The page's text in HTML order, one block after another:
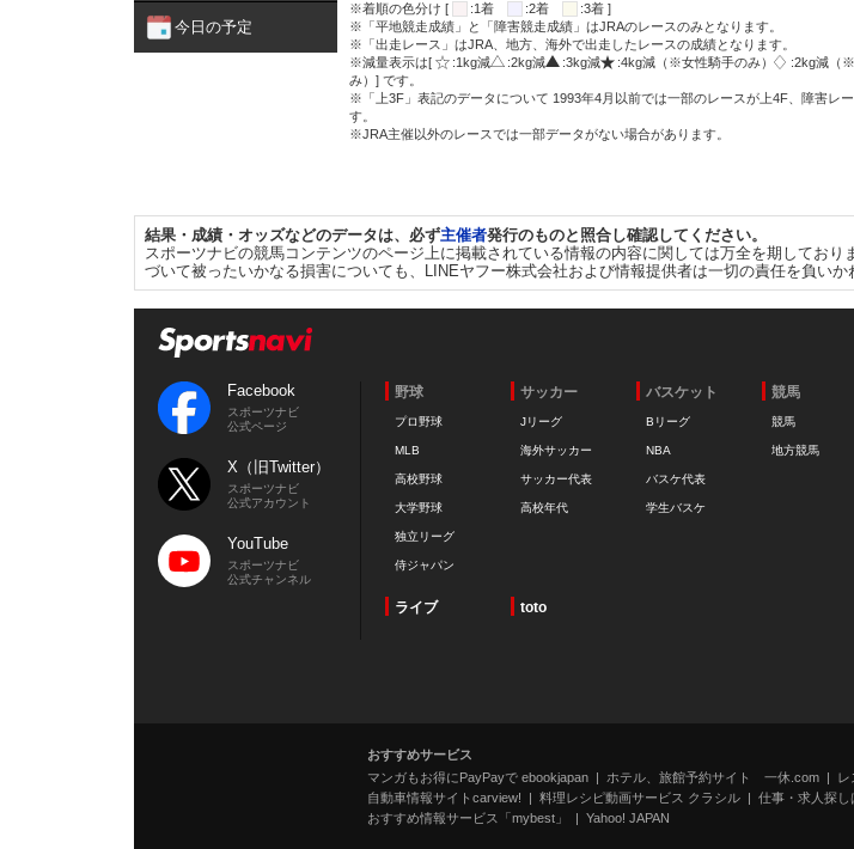
今日の予定
※着順の色分け [
:1着 :2着
:3着 ]
※「平地競走成績」と「障害競走成績」はJRAのレースのみとなります。
※「出走レース」はJRA、地方、海外で出走したレースの成績となります。
※減量表示は[
:1kg減 :2kg減 :3kg減 :4kg減（※女性騎手のみ）
:2kg減（
み）] です。
※「上3F」表記のデータについて 1993年4月以前では一部のレースが上4F、障害レ
す。
※JRA主催以外のレースでは一部データがない場合があります。
結果・成績・オッズなどのデータは、必ず主催者発行のものと照合し確認してください。
スポーツナビの競馬コンテンツのページ上に掲載されている情報の内容に関しては万全を期してお
づいて被ったいかなる損害についても、LINEヤフー株式会社および情報提供者は一切の責任を負いか
Facebook
スポーツナビ
公式ページ
X（旧Twitter）
スポーツナビ
公式アカウント
YouTube
スポーツナビ
公式チャンネル
野球
プロ野球
MLB
高校野球
大学野球
独立リーグ
侍ジャパン
サッカー
Jリーグ
海外サッカー
サッカー代表
高校年代
バスケット
Bリーグ
NBA
バスケ代表
学生バスケ
競馬
競馬
地方競馬
ライブ toto
おすすめサービス
マンガもお得にPayPayで ebookjapan
ホテル、旅館予約サイト 一休.com
自動車情報サイトcarview!
料理レシピ動画サービス クラシル 仕事・求人探し
おすすめ情報サービス「mybest」
Yahoo! JAPAN